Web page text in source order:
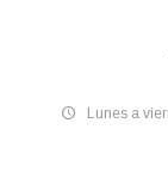
Lunes a